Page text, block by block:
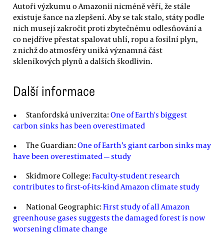
Autoři výzkumu o Amazonii nicméně věří, že stále
existuje šance na zlepšení. Aby se tak stalo, státy podle
nich musejí zakročit proti zbytečnému odlesňování a
co nejdříve přestat spalovat uhlí, ropu a fosilní plyn,
z nichž do atmosféry uniká významná část
skleníkových plynů a dalších škodlivin.
Další informace
Stanfordská univerzita: One of Earth's biggest
carbon sinks has been overestimated
The Guardian: One of Earth’s giant carbon sinks may
have been overestimated — study
Skidmore College: Faculty-student research
contributes to first-of-its-kind Amazon climate study
National Geographic: First study of all Amazon
greenhouse gases suggests the damaged forest is now
worsening climate change